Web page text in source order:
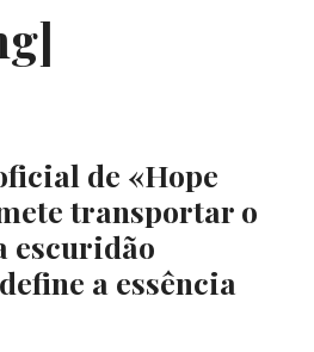
de «Hope
transportar o
escuridão
a essência